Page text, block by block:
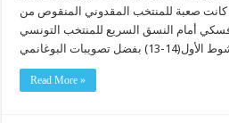
34-30. البداية كانت صعبة للمنتخب المقدوني المنقوص من
أمام النسق السريع للمنتخب التونسي
Read More »